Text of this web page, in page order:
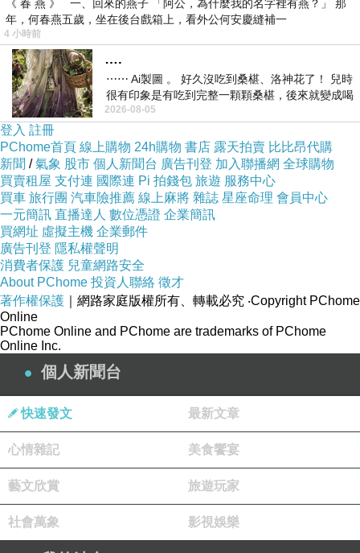
《 春 燕 》 一、回來的燕子 「阿公，為什麼我的名字裡有燕？」 那
年，何春燕五歲，坐在後台戲箱上，看外公何安慶縫補一
4 小時前
….
⋯⋯ Ai製圖 。 好久沒吃到桑椹、洛神花了！ 兒時
很有印象是有吃到完整一顆顆桑椹，後來就變成喝
桑椹汁。 現在是連喝都沒喝
2026-08-05
登入 註冊
PChome首頁 線上購物 24h購物 書店 露天拍賣 比比昂代購
新聞 /氣象 股市 個人新聞台 廣告刊登 加入聯播網 全球購物
買賣租屋 支付連 國際連 Pi 拍錢包 旅遊 服務中心
買車 旅行團 汽車險推薦 線上麻將 雜誌 星座命理 會員中心
一元簡訊 直播達人 數位憑證 企業簡訊
買網址 虛擬主機 企業郵件
廣告刊登 隱私權聲明
消費者保護 兒童網路安全
About PChome 投資人聯絡 徵才
著作權保護 ｜網路家庭版權所有、轉載必究 ‧Copyright PChome
Online
PChome Online and PChome are trademarks of PChome
Online Inc.
個人新聞台
快速發文 最新文章
心情雜記 美食饗宴
藝文欣賞 旅遊玩家
社會萬象 影視娛樂